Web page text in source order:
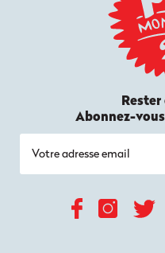
Abonnez-